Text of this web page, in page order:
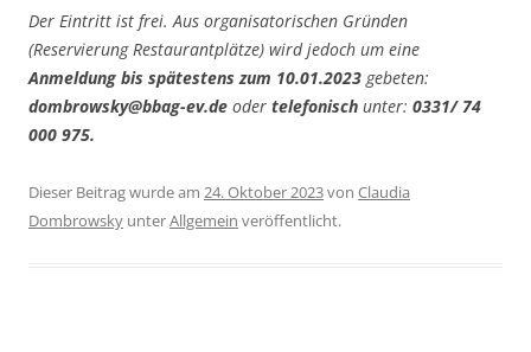
Der Eintritt ist frei. Aus organisatorischen Gründen
(Reservierung Restaurantplätze) wird jedoch um eine
Anmeldung bis spätestens zum 10.01.2023 gebeten:
dombrowsky@bbag-ev.de oder telefonisch unter: 0331/ 74
000 975.
Dieser Beitrag wurde am 24. Oktober 2023von Claudia
Dombrowsky unterAllgemein veröffentlicht.